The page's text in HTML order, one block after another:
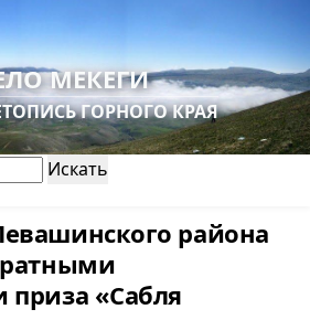
МЕКЕГИ
ГОРНОГО КРАЯ
Искать
района
приза «Сабля